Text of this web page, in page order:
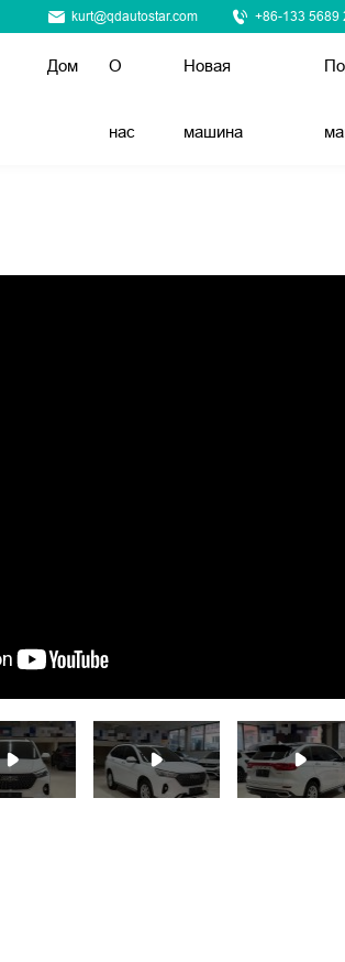
kurt@qdautostar.com +86-133 5689
Дом О
нас
Новая
машина